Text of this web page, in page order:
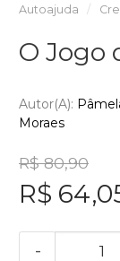
Autoajuda
O Jogo
Autor(a):
Moraes
R$ 80,90
R$
-